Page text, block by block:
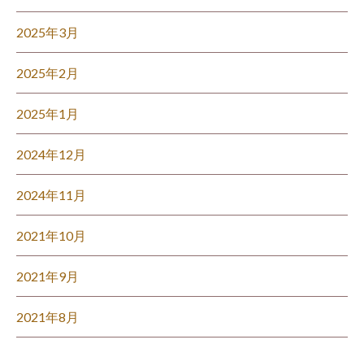
2025年3月
2025年2月
2025年1月
2024年12月
2024年11月
2021年10月
2021年9月
2021年8月